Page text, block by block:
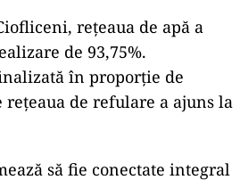
rețeaua de apă a
de 93,75%.
în proporție de
rețeaua de refulare a ajuns la
să fie conectate integral